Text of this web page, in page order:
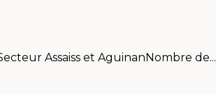
Assaiss et AguinanNombre de...